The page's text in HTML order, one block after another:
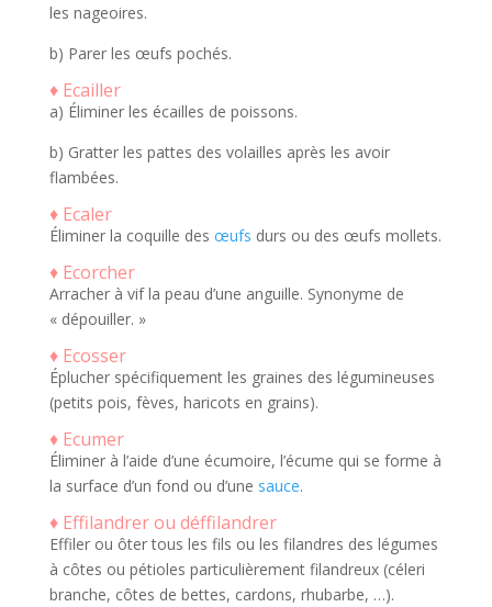
les nageoires.
b) Parer les œufs pochés.
♦ Ecailler
a) Éliminer les écailles de poissons.
b) Gratter les pattes des volailles après les avoir
flambées.
♦ Ecaler
Éliminer la coquille des œufs durs ou des œufs mollets.
♦ Ecorcher
Arracher à vif la peau d’une anguille. Synonyme de
« dépouiller. »
♦ Ecosser
Éplucher spécifiquement les graines des légumineuses
(petits pois, fèves, haricots en grains).
♦ Ecumer
Éliminer à l’aide d’une écumoire, l’écume qui se forme à
la surface d’un fond ou d’une sauce.
♦ Effilandrer ou déffilandrer
Effiler ou ôter tous les fils ou les filandres des légumes
à côtes ou pétioles particulièrement filandreux (céleri
branche, côtes de bettes, cardons, rhubarbe, …).